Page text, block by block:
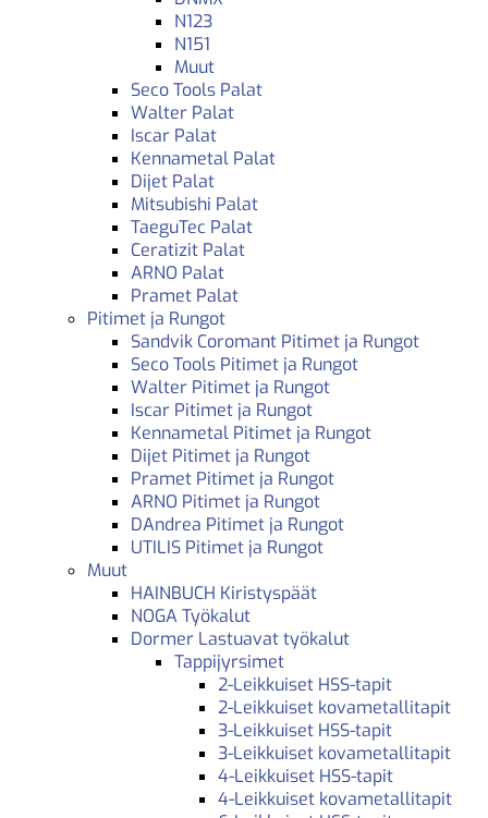
N123
N151
Muut
Seco Tools Palat
Walter Palat
Iscar Palat
Kennametal Palat
Dijet Palat
Mitsubishi Palat
TaeguTec Palat
Ceratizit Palat
ARNO Palat
Pramet Palat
Pitimet ja Rungot
Sandvik Coromant Pitimet ja Rungot
Seco Tools Pitimet ja Rungot
Walter Pitimet ja Rungot
Iscar Pitimet ja Rungot
Kennametal Pitimet ja Rungot
Dijet Pitimet ja Rungot
Pramet Pitimet ja Rungot
ARNO Pitimet ja Rungot
DAndrea Pitimet ja Rungot
UTILIS Pitimet ja Rungot
Muut
HAINBUCH Kiristyspäät
NOGA Työkalut
Dormer Lastuavat työkalut
Tappijyrsimet
2-Leikkuiset HSS-tapit
2-Leikkuiset kovametallitapit
3-Leikkuiset HSS-tapit
3-Leikkuiset kovametallitapit
4-Leikkuiset HSS-tapit
4-Leikkuiset kovametallitapit